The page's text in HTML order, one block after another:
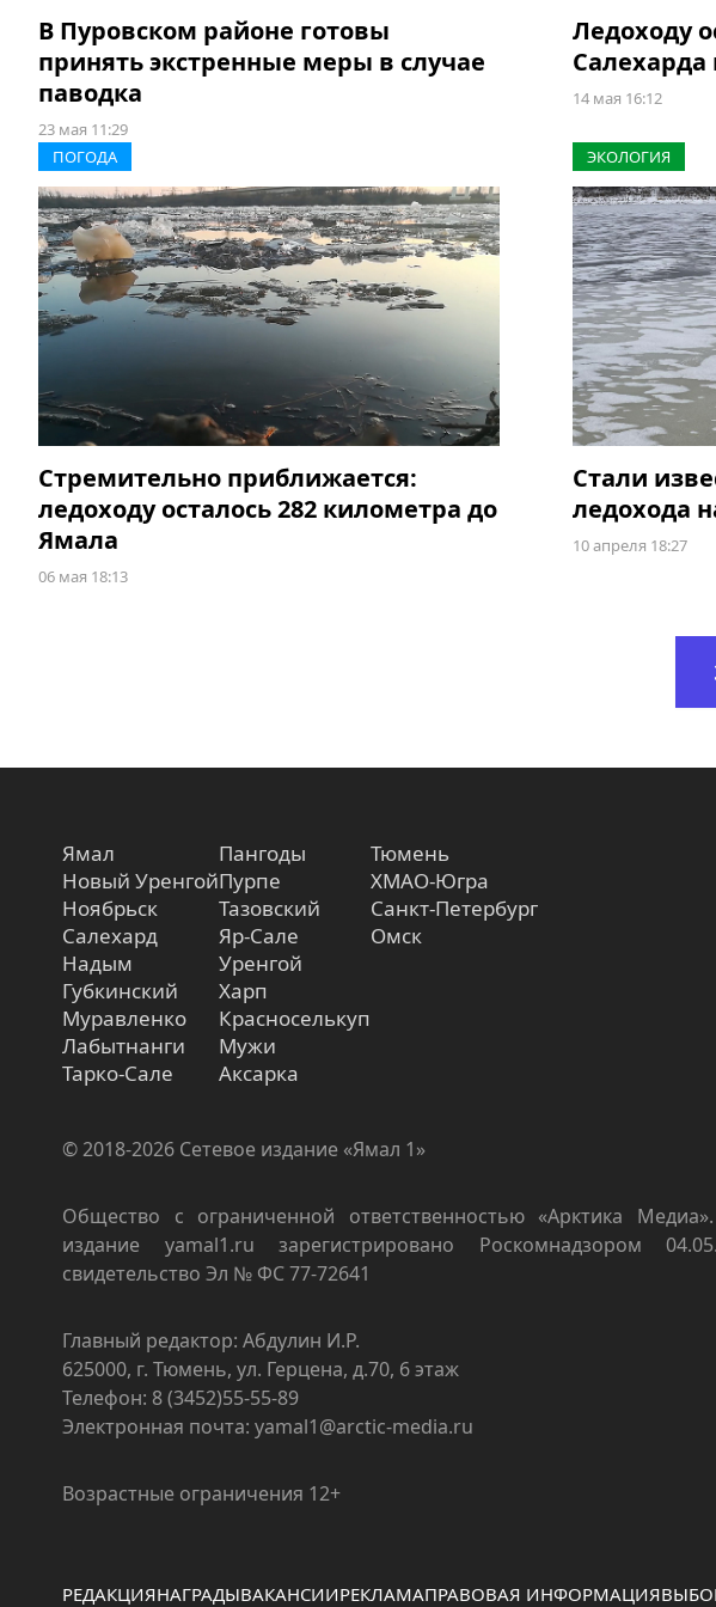
В Пуровском районе готовы
принять экстренные меры в случае
паводка
23 мая 11:29
Ледоходу
14 мая 16:12
ПОГОДА
Стремительно приближается:
ледоходу осталось 282 километра до
Ямала
06 мая 18:13
ЭКОЛОГИЯ
Стали
ледохода
10 апреля 18:27
Ямал
Новый Уренгой
Ноябрьск
Салехард
Надым
Губкинский
Муравленко
Лабытнанги
Тарко-Сале
Пангоды
Пурпе
Тазовский
Яр-Сале
Уренгой
Харп
Красноселькуп
Мужи
Аксарка
Тюмень
ХМАО-Югра
Санкт-Петербург
Омск
© 2018-2026 Сетевое издание «Ямал 1»
Общество с ограниченной ответственностью «Арктика
издание yamal1.ru зарегистрировано Роскомнадзором
свидетельство Эл № ФС 77-72641
Главный редактор: Абдулин И.Р.
625000, г. Тюмень, ул. Герцена, д.70, 6 этаж
Телефон: 8 (3452)55-55-89
Электронная почта: yamal1@arctic-media.ru
Возрастные ограничения 12+
РЕДАКЦИЯНАГРАДЫВАКАНСИИРЕКЛАМАПРАВОВАЯ ИНФОРМАЦИЯ